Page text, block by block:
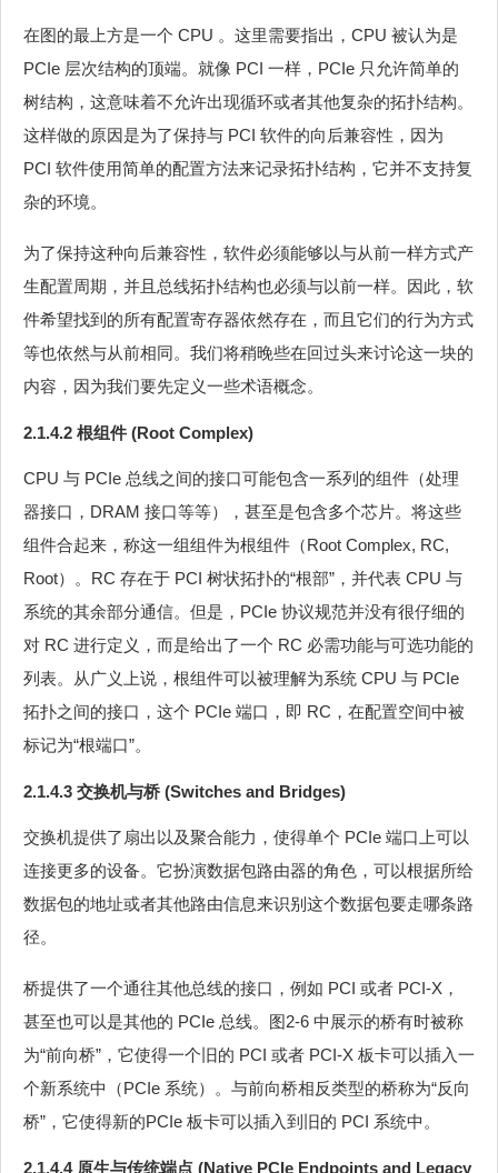
在图的最上方是一个 CPU 。这里需要指出，CPU 被认为是
PCIe 层次结构的顶端。就像 PCI 一样，PCIe 只允许简单的
树结构，这意味着不允许出现循环或者其他复杂的拓扑结构。
这样做的原因是为了保持与 PCI 软件的向后兼容性，因为
PCI 软件使用简单的配置方法来记录拓扑结构，它并不支持复
杂的环境。
为了保持这种向后兼容性，软件必须能够以与从前一样方式产
生配置周期，并且总线拓扑结构也必须与以前一样。因此，软
件希望找到的所有配置寄存器依然存在，而且它们的行为方式
等也依然与从前相同。我们将稍晚些在回过头来讨论这一块的
内容，因为我们要先定义一些术语概念。
2.1.4.2 根组件 (Root Complex)
CPU 与 PCIe 总线之间的接口可能包含一系列的组件（处理
器接口，DRAM 接口等等），甚至是包含多个芯片。将这些
组件合起来，称这一组组件为根组件（Root Complex, RC,
Root）。RC 存在于 PCI 树状拓扑的“根部”，并代表 CPU 与
系统的其余部分通信。但是，PCIe 协议规范并没有很仔细的
对 RC 进行定义，而是给出了一个 RC 必需功能与可选功能的
列表。从广义上说，根组件可以被理解为系统 CPU 与 PCIe
拓扑之间的接口，这个 PCIe 端口，即 RC，在配置空间中被
标记为“根端口”。
2.1.4.3 交换机与桥 (Switches and Bridges)
交换机提供了扇出以及聚合能力，使得单个 PCIe 端口上可以
连接更多的设备。它扮演数据包路由器的角色，可以根据所给
数据包的地址或者其他路由信息来识别这个数据包要走哪条路
径。
桥提供了一个通往其他总线的接口，例如 PCI 或者 PCI-X，
甚至也可以是其他的 PCIe 总线。图2‑6 中展示的桥有时被称
为“前向桥”，它使得一个旧的 PCI 或者 PCI-X 板卡可以插入一
个新系统中（PCIe 系统）。与前向桥相反类型的桥称为“反向
桥”，它使得新的PCIe 板卡可以插入到旧的 PCI 系统中。
2.1.4.4 原生与传统端点 (Native PCIe Endpoints and Legacy